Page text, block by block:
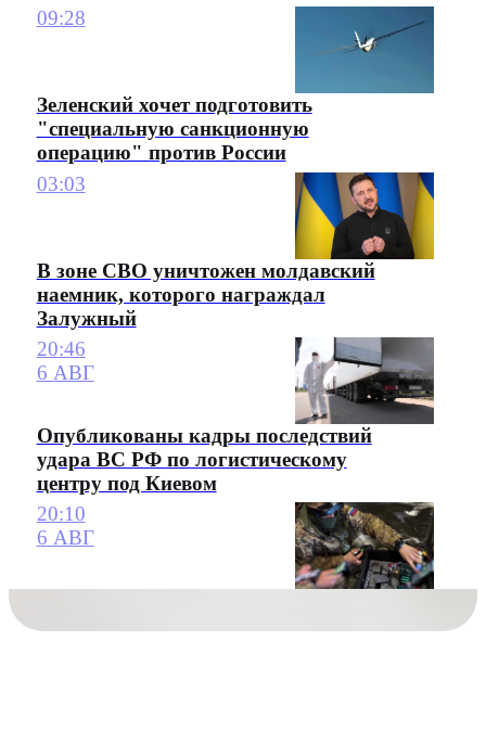
09:28
Зеленский хочет подготовить
"специальную санкционную
операцию" против России
03:03
В зоне СВО уничтожен молдавский
наемник, которого награждал
Залужный
20:46
6 АВГ
Опубликованы кадры последствий
удара ВС РФ по логистическому
центру под Киевом
20:10
6 АВГ